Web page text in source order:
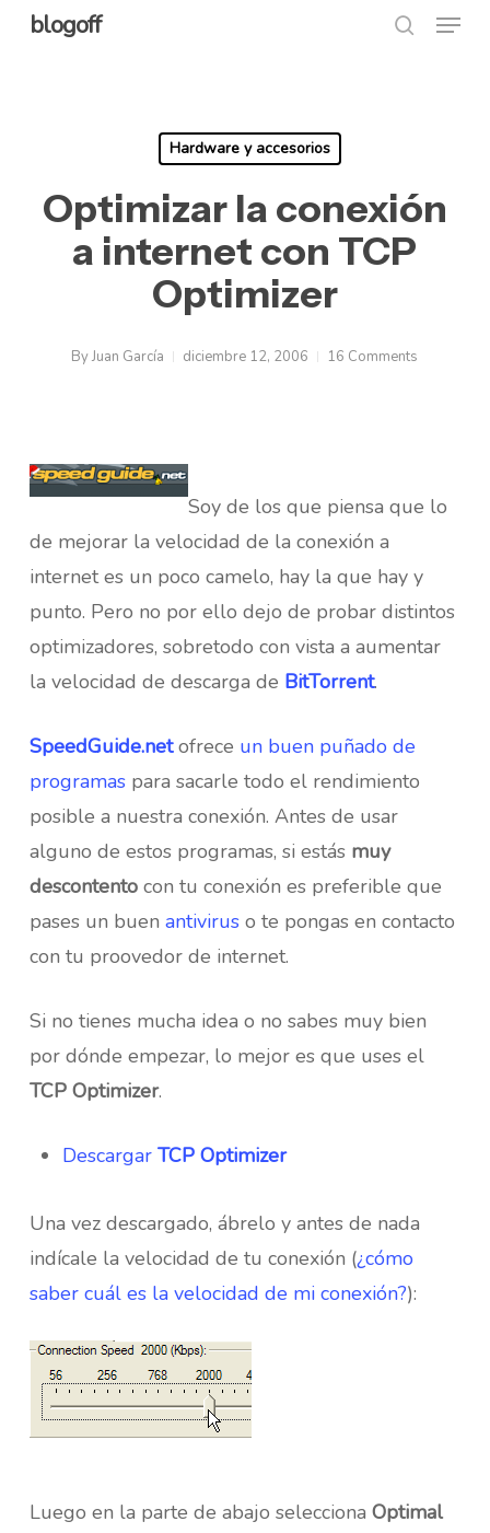
Skipblogoff Menu
Hardware y accesorios
Optimizar la conexión
a internet con TCP
Optimizer
ByJuan García diciembre 12, 2006 16 Comments
Soy de los que piensa que lo
de mejorar la velocidad de la conexión a
internet es un poco camelo, hay la que hay y
punto. Pero no por ello dejo de probar distintos
optimizadores, sobretodo con vista a aumentar
la velocidad de descarga de BitTorrent.
SpeedGuide.netofrece un buen puñado de
programaspara sacarle todo el rendimiento
posible a nuestra conexión. Antes de usar
alguno de estos programas, si estás muy
descontentocon tu conexión es preferible que
pases un buen antiviruso te pongas en contacto
con tu proovedor de internet.
Si no tienes mucha idea o no sabes muy bien
por dónde empezar, lo mejor es que uses el
TCP Optimizer.
Descargar TCP Optimizer
Una vez descargado, ábrelo y antes de nada
indícale la velocidad de tu conexión (¿cómo
saber cuál es la velocidad de mi conexión?):
Luego en la parte de abajo selecciona Optimal